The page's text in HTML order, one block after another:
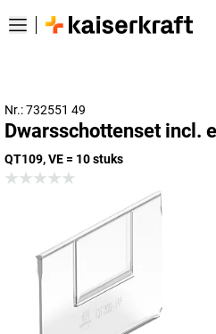
Nr.: 732551 49
Dwarsschottenset incl.
QT109, VE = 10 stuks